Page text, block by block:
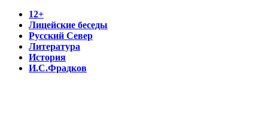
12+
Лицейские беседы
Русский Север
Литература
История
И.С.Фрадков